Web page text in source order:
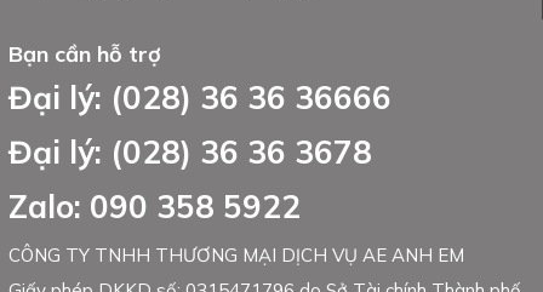
Bạn cần hỗ trợ
Đại lý: (028) 36 36 36666
Đại lý: (028) 36 36 3678
Zalo: 090 358 5922
CÔNG TY TNHH THƯƠNG MẠI DỊCH VỤ AE ANH EM